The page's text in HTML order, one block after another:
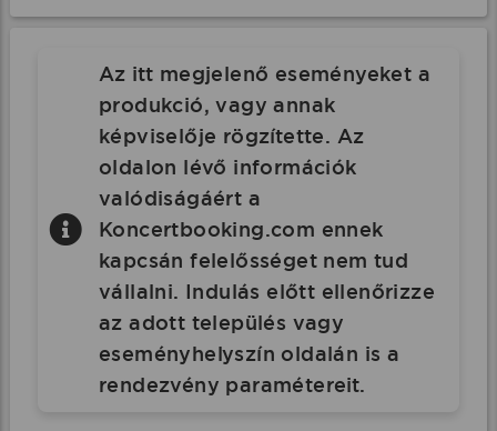
Az itt megjelenő eseményeket a
produkció, vagy annak
képviselője rögzítette. Az
oldalon lévő információk
valódiságáért a
Koncertbooking.com ennek
kapcsán felelősséget nem tud
vállalni. Indulás előtt ellenőrizze
az adott település vagy
eseményhelyszín oldalán is a
rendezvény paramétereit.